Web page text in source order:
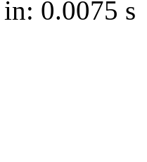
0.0075 s